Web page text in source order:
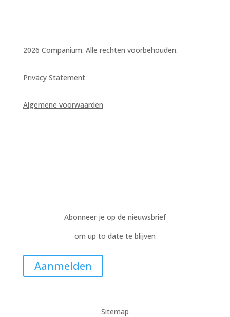
2026 Companium. Alle rechten voorbehouden.
Privacy Statement
Algemene voorwaarden
Abonneer je op de nieuwsbrief
om up to date te blijven
Aanmelden
Sitemap